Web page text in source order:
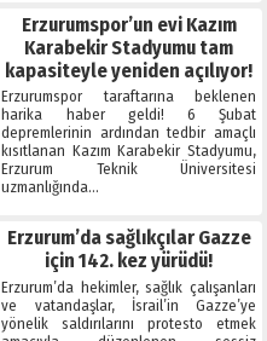
Erzurumspor’un evi Kazım
Karabekir Stadyumu tam
kapasiteyle yeniden açılıyor!
Erzurumspor taraftarına beklenen
harika haber geldi! 6 Şubat
depremlerinin ardından tedbir amaçlı
kısıtlanan Kazım Karabekir Stadyumu,
Erzurum Teknik Üniversitesi
uzmanlığında…
Erzurum’da sağlıkçılar Gazze
için 142. kez yürüdü!
Erzurum’da hekimler, sağlık çalışanları
ve vatandaşlar, İsrail’in Gazze’ye
yönelik saldırılarını protesto etmek